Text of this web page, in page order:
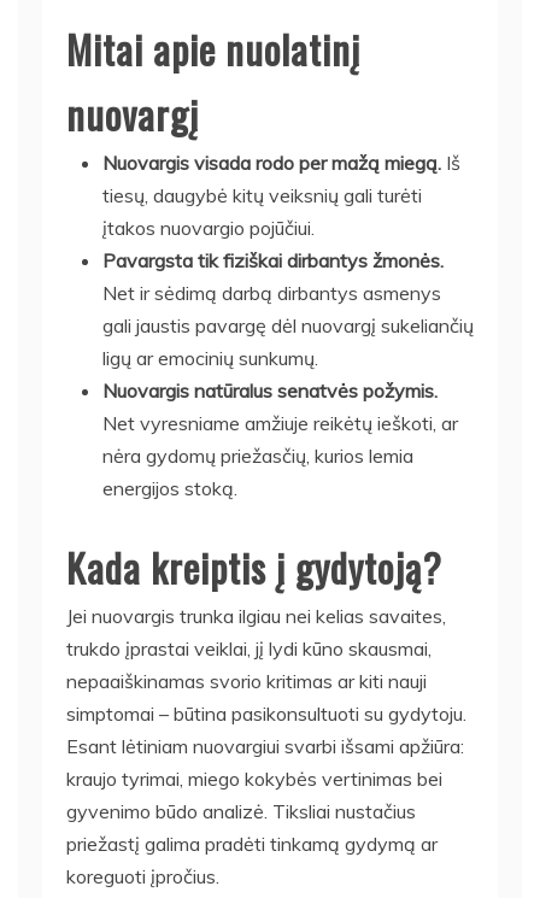
Mitai apie nuolatinį
nuovargį
Nuovargis visada rodo per mažą miegą. Iš
tiesų, daugybė kitų veiksnių gali turėti
įtakos nuovargio pojūčiui.
Pavargsta tik fiziškai dirbantys žmonės.
Net ir sėdimą darbą dirbantys asmenys
gali jaustis pavargę dėl nuovargį sukeliančių
ligų ar emocinių sunkumų.
Nuovargis natūralus senatvės požymis.
Net vyresniame amžiuje reikėtų ieškoti, ar
nėra gydomų priežasčių, kurios lemia
energijos stoką.
Kada kreiptis į gydytoją?
Jei nuovargis trunka ilgiau nei kelias savaites,
trukdo įprastai veiklai, jį lydi kūno skausmai,
nepaaiškinamas svorio kritimas ar kiti nauji
simptomai – būtina pasikonsultuoti su gydytoju.
Esant lėtiniam nuovargiui svarbi išsami apžiūra:
kraujo tyrimai, miego kokybės vertinimas bei
gyvenimo būdo analizė. Tiksliai nustačius
priežastį galima pradėti tinkamą gydymą ar
koreguoti įpročius.